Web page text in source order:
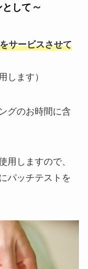
して ～
サービスさせて
します）
グのお時間に含
しますので、
パッチテストを